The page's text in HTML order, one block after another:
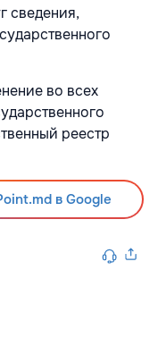
сведения,
во всех
реестр
в Google